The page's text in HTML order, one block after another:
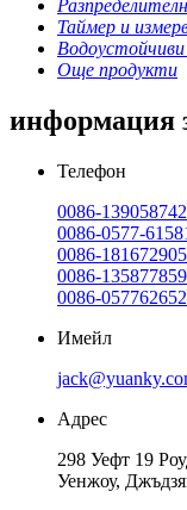
Таймер и
Още продукти
информация
Телефон
0086-
0086-0577-
0086-
0086-
0086-
Имейл
Адрес
298 Уефт 19
Уенжоу,